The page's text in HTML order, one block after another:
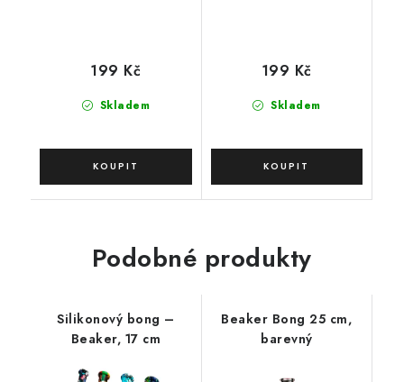
Skladem
199 Kč
Skladem
199 Kč
Podobné produkty
Silikonový bong –
Beaker, 17 cm
Beaker Bong 25 cm,
barevný